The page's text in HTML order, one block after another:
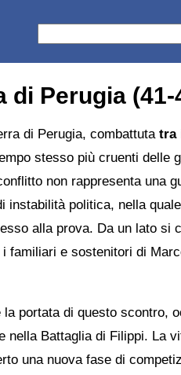
di Perugia (41-
di Perugia, combattuta tra
stesso più cruenti delle
non rappresenta una
instabilità politica, nella
alla prova. Da un lato si
i familiari e sostenitori di
la portata di questo scontro,
nella Battaglia di Filippi. La
una nuova fase di